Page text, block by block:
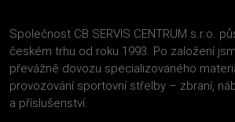
Společnost CB SERVIS CENTRUM s.r.o.
českém trhu od roku 1993. Po založení
převážně dovozu specializovaného
provozování sportovní střelby – zbraní,
a příslušenství.